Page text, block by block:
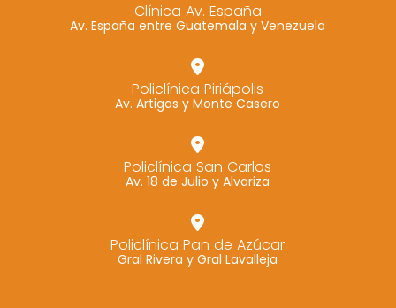
Clínica Av. España
Av. España entre Guatemala y Venezuela
Policlínica Piriápolis
Av. Artigas y Monte Casero
Policlínica San Carlos
Av. 18 de Julio y Alvariza
Policlínica Pan de Azúcar
Gral Rivera y Gral Lavalleja